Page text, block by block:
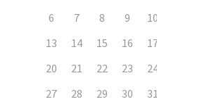
6
7 8 9 10
13
14 15 16 17
20
21 22 23 24
27
28 29 30 31